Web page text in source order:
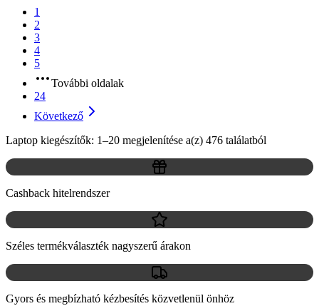
1
2
3
4
5
További oldalak
24
Következő
Laptop kiegészítők: 1–20 megjelenítése a(z) 476 találatból
Cashback hitelrendszer
Széles termékválaszték nagyszerű árakon
Gyors és megbízható kézbesítés közvetlenül önhöz